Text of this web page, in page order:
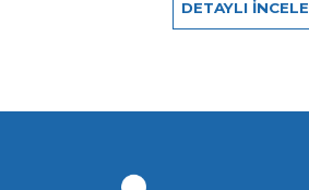
DETAYLI İNCELE